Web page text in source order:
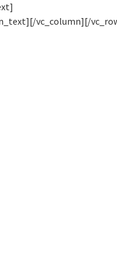
vc_column][/